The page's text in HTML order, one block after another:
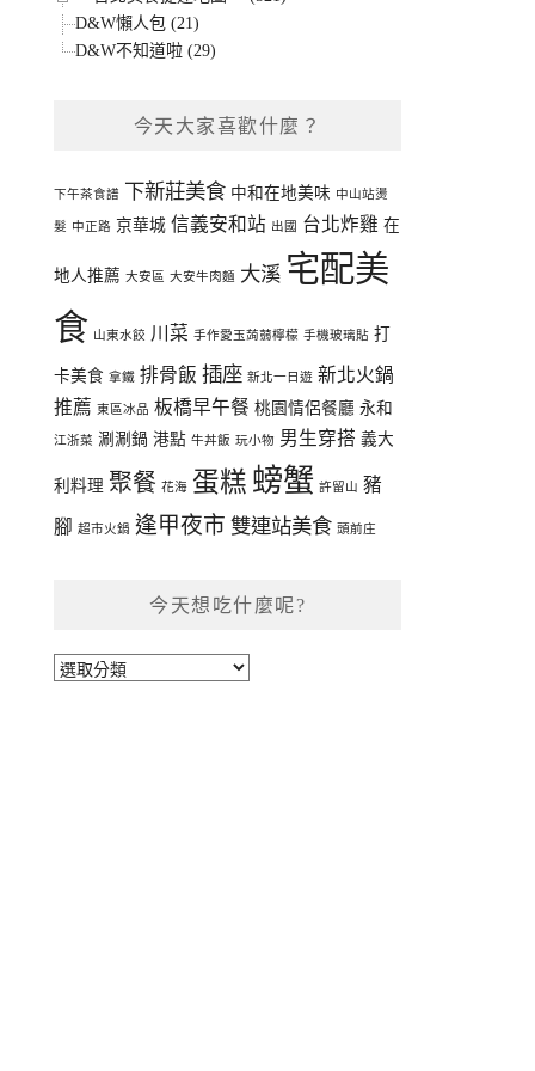
D&W懶人包 (21)
D&W不知道啦 (29)
今天大家喜歡什麼？
下午茶食譜 下新莊美食 中和在地美味 中山站燙
髮 中正路 京華城 信義安和站 出國 台北炸雞 在
地人推薦 大安區 大安牛肉麵 大溪 宅配美
食 山東水餃 川菜 手作愛玉蒟蒻檸檬 手機玻璃貼 打
卡美食 拿鐵 排骨飯 插座 新北一日遊 新北火鍋
推薦 東區冰品 板橋早午餐 桃園情侶餐廳 永和
江浙菜 涮涮鍋 港點 牛丼飯 玩小物 男生穿搭 義大
利料理 聚餐 花海 蛋糕 螃蟹 許留山 豬
腳 超市火鍋 逢甲夜市 雙連站美食 頭前庄
今天想吃什麼呢?
今